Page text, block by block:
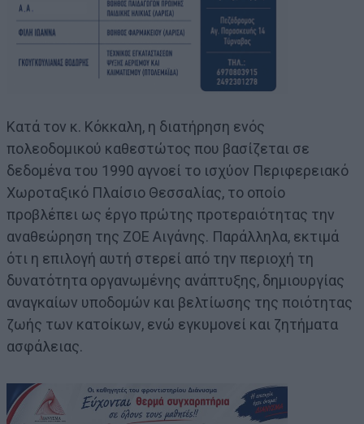
Κατά τον κ. Κόκκαλη, η διατήρηση ενός
πολεοδομικού καθεστώτος που βασίζεται σε
δεδομένα του 1990 αγνοεί το ισχύον Περιφερειακό
Χωροταξικό Πλαίσιο Θεσσαλίας, το οποίο
προβλέπει ως έργο πρώτης προτεραιότητας την
αναθεώρηση της ΖΟΕ Αιγάνης. Παράλληλα, εκτιμά
ότι η επιλογή αυτή στερεί από την περιοχή τη
δυνατότητα οργανωμένης ανάπτυξης, δημιουργίας
αναγκαίων υποδομών και βελτίωσης της ποιότητας
ζωής των κατοίκων, ενώ εγκυμονεί και ζητήματα
ασφάλειας.